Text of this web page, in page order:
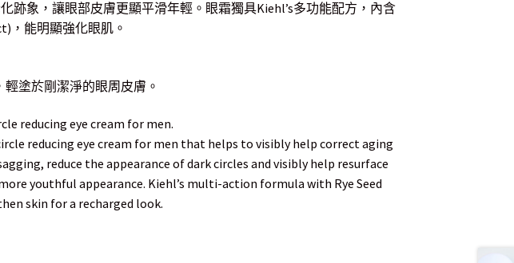
跡象，讓眼部皮膚更顯平滑年輕。眼霜獨具Kiehl’s多功能配方，內含
，能明顯強化眼肌。
塗於剛潔淨的眼周皮膚。
reducing eye cream for men.
reducing eye cream for men that helps to visibly help correct aging
reduce the appearance of dark circles and visibly help resurface
youthful appearance. Kiehl’s multi-action formula with Rye Seed
skin for a recharged look.